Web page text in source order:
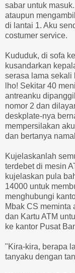
sabar untuk
ataupun
di lantai 1. Aku
costumer service.
Kududuk, di sofa
kusandarkan
serasa lama sekali
lho! Sekitar 40
antreanku
nomor 2 dan
deskplate-nya
mempersilakan
dan bertanya
Kujelaskanlah
terdebet di mesin
kujelaskan pula
14000 untuk
menghubungi
Mbak CS meminta
dan Kartu ATM
ke kantor Pusat
"Kira-kira, berapa
tanyaku dengan